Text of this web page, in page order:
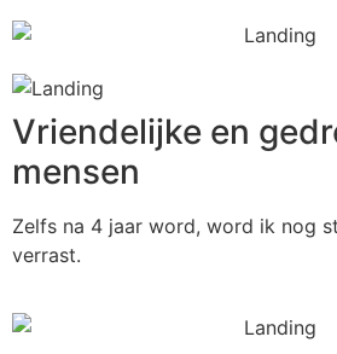
Vriendelijke en
mensen
Zelfs na 4 jaar word, word ik nog
verrast.